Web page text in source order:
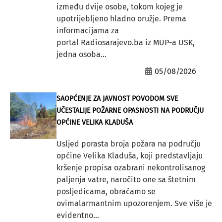
između dvije osobe, tokom kojeg je
upotrijebljeno hladno oružje. Prema
informacijama za
portal Radiosarajevo.ba iz MUP-a USK,
jedna osoba...
05/08/2026
SAOPĆENJE ZA JAVNOST POVODOM SVE
UČESTALIJE POŽARNE OPASNOSTI NA PODRUČJU
OPĆINE VELIKA KLADUŠA
Usljed porasta broja požara na području
općine Velika Kladuša, koji predstavljaju
kršenje propisa ozabrani nekontrolisanog
paljenja vatre, naročito one sa štetnim
posljedicama, obraćamo se
ovimalarmantnim upozorenjem. Sve više je
evidentno...